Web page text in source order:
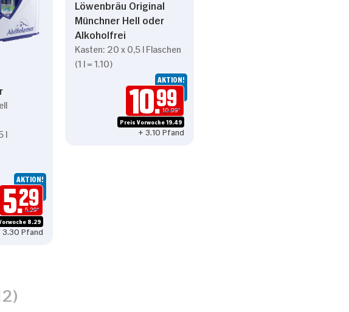
l
AKTION!
5.29
5.29*
8.29
3.30 Pfand
Löwenbräu Original
Münchner Hell oder
Alkoholfrei
Kasten: 20 x 0,5 l Flaschen
(1 l = 1.10)
AKTION!
10.99
10.99*
Preis Vorwoche 19.49
+ 3.10 Pfand